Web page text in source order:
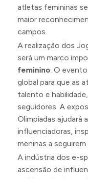
atletas femininas
maior
campos.
A realização dos
será um marco
feminino. O
global para que as
talento e
seguidores. A
Olimpíadas ajudará
influenciadoras,
meninas a
A indústria dos e-
ascensão de